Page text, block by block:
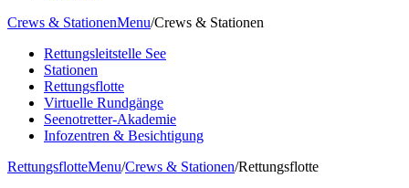
Crews & StationenMenu/Crews & Stationen
Rettungsleitstelle See
Stationen
Rettungsflotte
Virtuelle Rundgänge
Seenotretter-Akademie
Infozentren & Besichtigung
RettungsflotteMenu/Crews & Stationen/Rettungsflotte